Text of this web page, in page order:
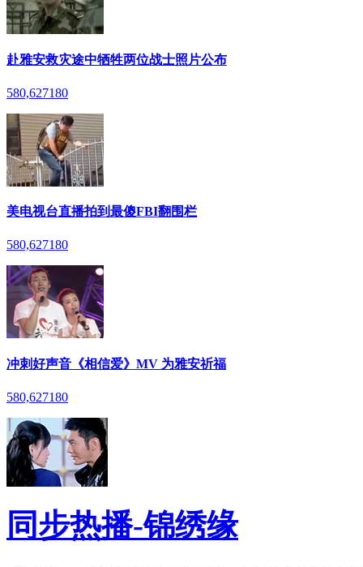
赴雅安救灾途中牺牲两位战士照片公布
580,627180
美电视台直播拍到最傻FBI翻围栏
580,627180
冲刺好声音《相信爱》MV 为雅安祈福
580,627180
同步热播-锦绣缘